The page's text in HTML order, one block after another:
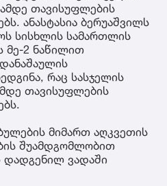
თავისუფლების
ანასტასია ბერუაშვილს
სისხლის სამართლის
მე-2 ნაწილით
რაც სასჯელის
თავისუფლების
მიმართ აღკვეთის
შუამდგომლობით
დადგენილ ვადაში